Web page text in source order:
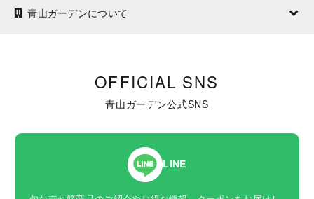
青山ガーデンについて
OFFICIAL SNS
青山ガーデン公式SNS
LINE